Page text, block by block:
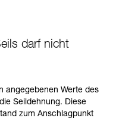
darf nicht
angegebenen Werte des
Seildehnung. Diese
zum Anschlagpunkt